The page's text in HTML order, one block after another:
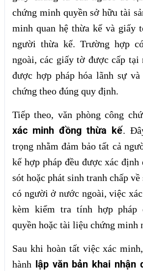
chứng minh quyền sở hữu tài
minh quan hệ thừa kế và giấy
người thừa kế. Trường hợp
ngoài, các giấy tờ được cấp tại
được hợp pháp hóa lãnh sự
chứng theo đúng quy định.
Tiếp theo, văn phòng công
xác minh đồng thừa kế.
trọng nhằm đảm bảo tất cả
kế hợp pháp đều được xác định
sót hoặc phát sinh tranh chấp
có người ở nước ngoài, việc
kèm kiểm tra tính hợp
quyền hoặc tài liệu chứng minh
Sau khi hoàn tất việc xác
hành lập văn bản khai nhận